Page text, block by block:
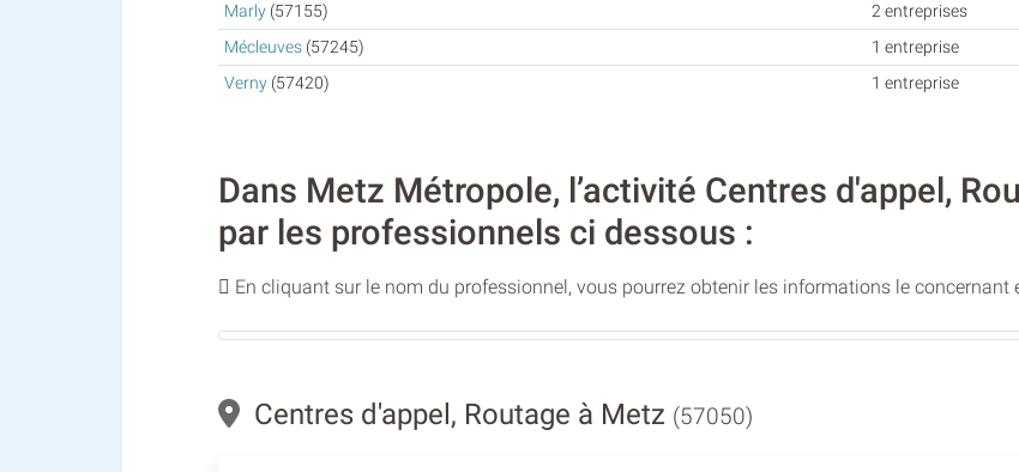
Marly(57155) 2 entreprises
Mécleuves(57245) 1 entreprise
Verny(57420) 1 entreprise
Dans Metz Métropole, l’activité Centres d'appel,
par les professionnels ci dessous :
En cliquant sur le nom du professionnel, vous pourrez obtenir les informations le concernant
Centres d'appel, Routage à Metz (57050)